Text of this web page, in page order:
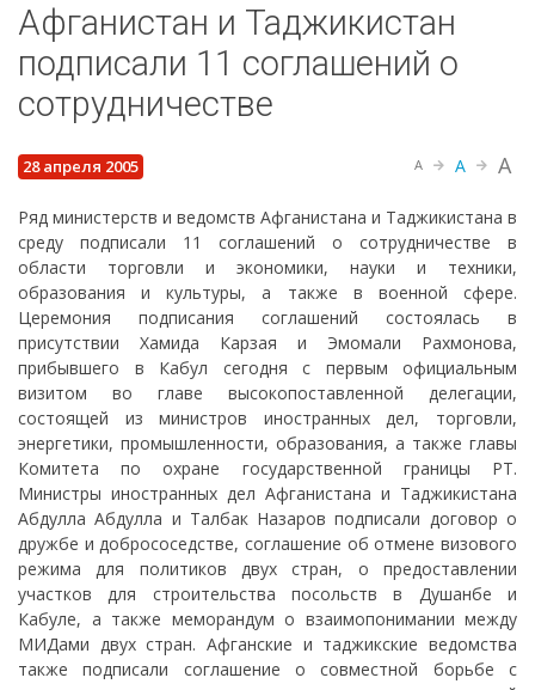
Афганистан и Таджикистан
подписали 11 соглашений о
сотрудничестве
28 апреля 2005 A A A
Ряд министерств и ведомств Афганистана и Таджикистана в
среду подписали 11 соглашений о сотрудничестве в
области торговли и экономики, науки и техники,
образования и культуры, а также в военной сфере.
Церемония подписания соглашений состоялась в
присутствии Хамида Карзая и Эмомали Рахмонова,
прибывшего в Кабул сегодня с первым официальным
визитом во главе высокопоставленной делегации,
состоящей из министров иностранных дел, торговли,
энергетики, промышленности, образования, а также главы
Комитета по охране государственной границы РТ.
Министры иностранных дел Афганистана и Таджикистана
Абдулла Абдулла и Талбак Назаров подписали договор о
дружбе и добрососедстве, соглашение об отмене визового
режима для политиков двух стран, о предоставлении
участков для строительства посольств в Душанбе и
Кабуле, а также меморандум о взаимопонимании между
МИДами двух стран. Афганские и таджикские ведомства
также подписали соглашение о совместной борьбе с